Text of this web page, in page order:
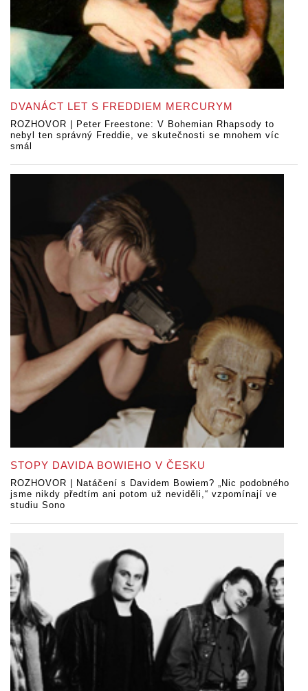
DVANÁCT LET S FREDDIEM MERCURYM
ROZHOVOR | Peter Freestone: V Bohemian Rhapsody to
nebyl ten správný Freddie, ve skutečnosti se mnohem víc
smál
STOPY DAVIDA BOWIEHO V ČESKU
ROZHOVOR | Natáčení s Davidem Bowiem? „Nic podobného
jsme nikdy předtím ani potom už neviděli,“ vzpomínají ve
studiu Sono